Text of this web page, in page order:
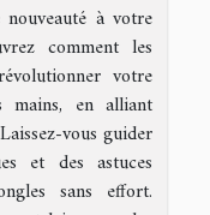
à votre
comment les
votre
en alliant
vous guider
et des astuces
sans effort.